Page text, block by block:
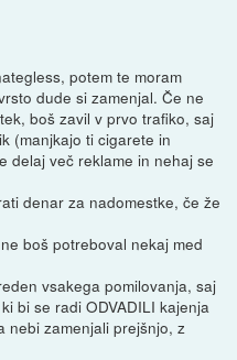
potem te moram
dude si zamenjal. Če ne
boš zavil v prvo trafiko, saj
(manjkajo ti cigarete in
delaj več reklame in nehaj se
denar za nadomestke, če že
boš potreboval nekaj med
vsakega pomilovanja, saj
bi se radi ODVADILI kajenja
nebi zamenjali prejšnjo, z